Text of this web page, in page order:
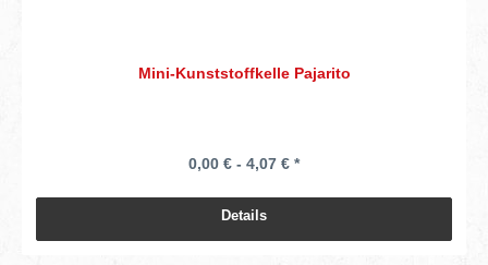
Mini-Kunststoffkelle Pajarito
0,00 € - 4,07 € *
Details